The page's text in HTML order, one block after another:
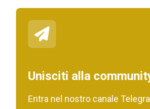
Unisciti alla
Entra nel nostro canale